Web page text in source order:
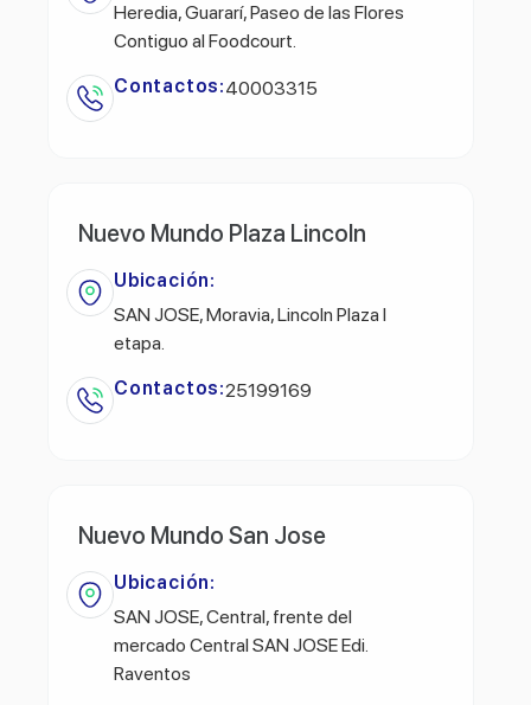
Heredia, Guararí, Paseo de las Flores
Contiguo al Foodcourt.
Contactos:40003315
Nuevo Mundo Plaza Lincoln
Ubicación:
SAN JOSE, Moravia, Lincoln Plaza l
etapa.
Contactos:25199169
Nuevo Mundo San Jose
Ubicación:
SAN JOSE, Central, frente del
mercado Central SAN JOSE Edi.
Raventos